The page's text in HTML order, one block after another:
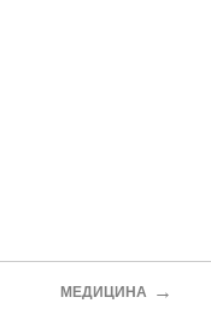
МЕДИЦИНА →